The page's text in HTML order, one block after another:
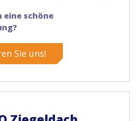
eine schöne
Sie uns!